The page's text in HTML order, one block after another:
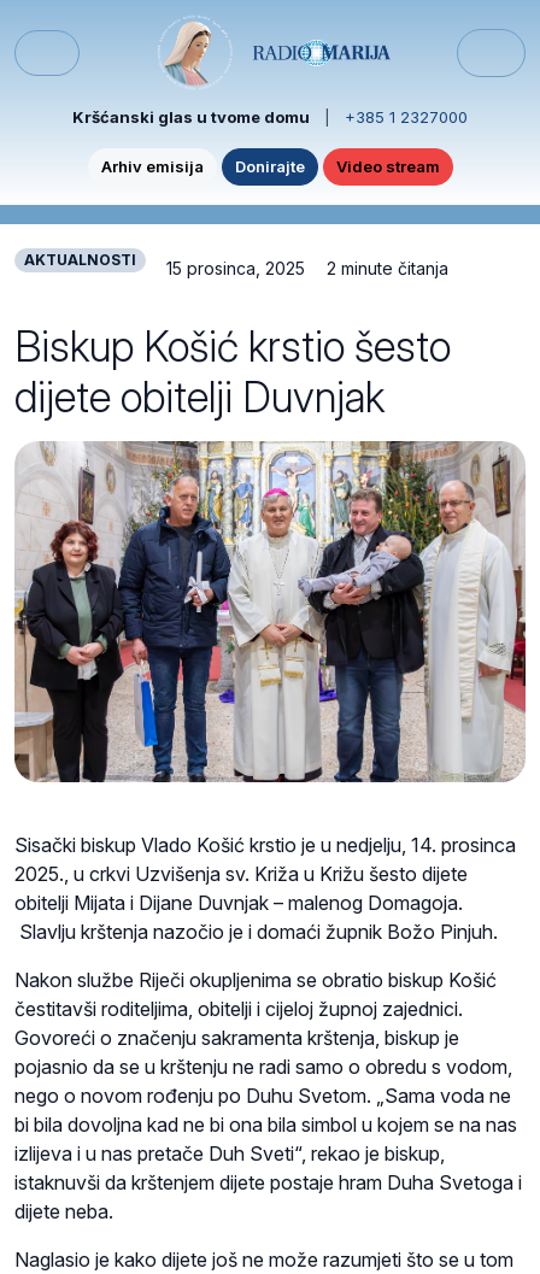
Menu
Kršćanski glas u tvome domu +385 1 2327000
Arhiv emisija Donirajte Video stream
AKTUALNOSTI 15 prosinca, 2025 2 minute čitanja
Biskup Košić krstio šesto
dijete obitelji Duvnjak
Sisački biskup Vlado Košić krstio je u nedjelju, 14. prosinca
2025., u crkvi Uzvišenja sv. Križa u Križu šesto dijete
obitelji Mijata i Dijane Duvnjak – malenog Domagoja.
Slavlju krštenja nazočio je i domaći župnik Božo Pinjuh.
Nakon službe Riječi okupljenima se obratio biskup Košić
čestitavši roditeljima, obitelji i cijeloj župnoj zajednici.
Govoreći o značenju sakramenta krštenja, biskup je
pojasnio da se u krštenju ne radi samo o obredu s vodom,
nego o novom rođenju po Duhu Svetom. „Sama voda ne
bi bila dovoljna kad ne bi ona bila simbol u kojem se na nas
izlijeva i u nas pretače Duh Sveti“, rekao je biskup,
istaknuvši da krštenjem dijete postaje hram Duha Svetoga i
dijete neba.
Naglasio je kako dijete još ne može razumjeti što se u tom